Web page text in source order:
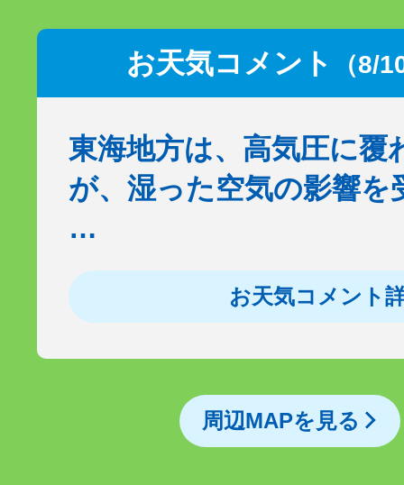
お天気コメント （8/
東海地方は、高気圧に覆
が、湿った空気の影響を
…
お天気コメント
周辺MAPを見る